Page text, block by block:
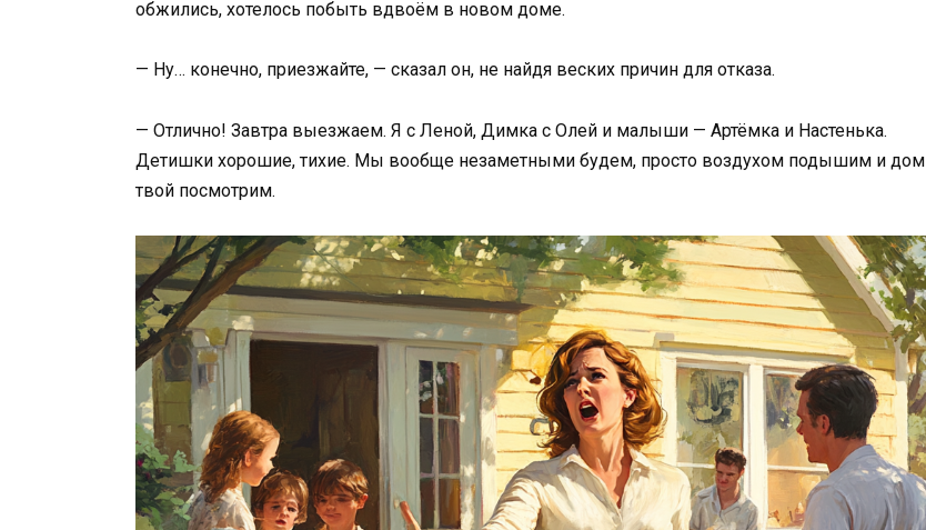
обжились, хотелось побыть вдвоём в новом доме.
— Ну… конечно, приезжайте, — сказал он, не найдя веских причин для отказа.
— Отлично! Завтра выезжаем. Я с Леной, Димка с Олей и малыши — Артёмка и Настенька.
Детишки хорошие, тихие. Мы вообще незаметными будем, просто воздухом подышим и дом
твой посмотрим.